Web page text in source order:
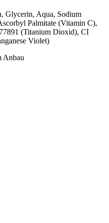
Glycerin, Aqua, Sodium
Palmitate (Vitamin C),
(Titanium Dioxid), CI
Violet)
Anbau